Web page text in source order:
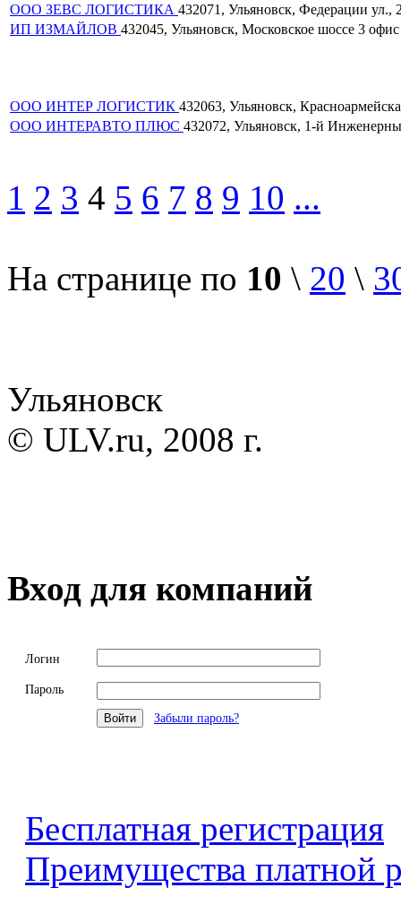
ООО ЗЕВС ЛОГИСТИКА 432071, Ульяновск, Федерации ул.,
ИП ИЗМАЙЛОВ 432045, Ульяновск, Московское шоссе 3
ООО ИНТЕР ЛОГИСТИК 432063, Ульяновск,
ООО ИНТЕРАВТО ПЛЮС 432072, Ульяновск, 1-й
1 2 3 4 5 6 7 8 9 10 ...
На странице по 10 \ 20 \
Ульяновск
© ULV.ru, 2008 г.
Вход для компаний
Логин
Пароль
Забыли пароль?
Бесплатная регистрация
Преимущества платной